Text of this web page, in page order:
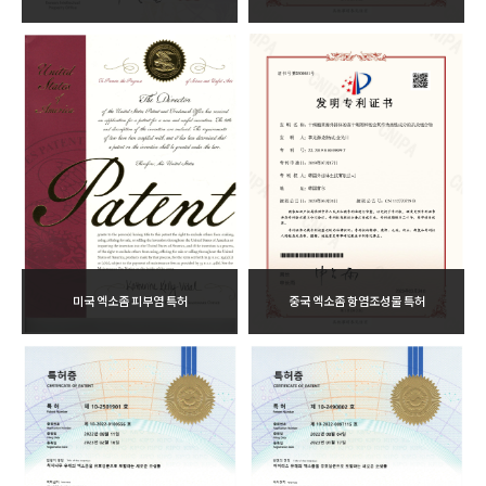
미국 엑소좀 피부염 특허 중국 엑소좀 항염조성물 특허